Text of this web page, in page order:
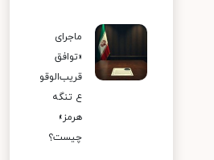
ماجرای
«توافق
قریب‌الوقو
ع تنگه
هرمز»
چیست؟